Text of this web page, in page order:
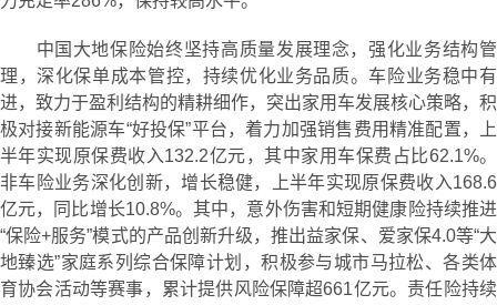
中国大地保险始终坚持高质量发展理念，强化业务结构管
理，深化保单成本管控，持续优化业务品质。车险业务稳中有
进，致力于盈利结构的精耕细作，突出家用车发展核心策略，积
极对接新能源车“好投保”平台，着力加强销售费用精准配置，上
半年实现原保费收入132.2亿元，其中家用车保费占比62.1%。
非车险业务深化创新，增长稳健，上半年实现原保费收入168.6
亿元，同比增长10.8%。其中，意外伤害和短期健康险持续推进
“保险+服务”模式的产品创新升级，推出益家保、爱家保4.0等“大
地臻选”家庭系列综合保障计划，积极参与城市马拉松、各类体
育协会活动等赛事，累计提供风险保障超661亿元。责任险持续